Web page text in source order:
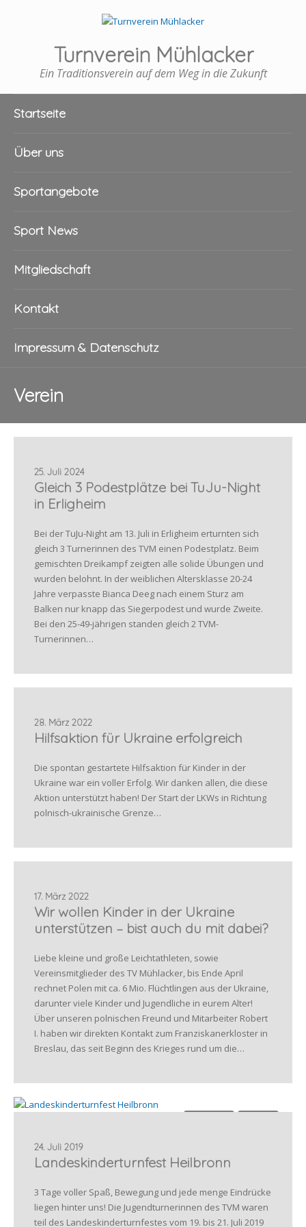
Turnverein Mühlacker
Ein Traditionsverein auf dem Weg in die Zukunft
Startseite
Über uns
Sportangebote
Sport News
Mitgliedschaft
Kontakt
Impressum & Datenschutz
Verein
25. Juli 2024
Gleich 3 Podestplätze bei TuJu-Night
in Erligheim
Bei der TuJu-Night am 13. Juli in Erligheim erturnten sich
gleich 3 Turnerinnen des TVM einen Podestplatz. Beim
gemischten Dreikampf zeigten alle solide Übungen und
wurden belohnt. In der weiblichen Altersklasse 20-24
Jahre verpasste Bianca Deeg nach einem Sturz am
Balken nur knapp das Siegerpodest und wurde Zweite.
Bei den 25-49-jährigen standen gleich 2 TVM-
Turnerinnen…
28. März 2022
Hilfsaktion für Ukraine erfolgreich
Die spontan gestartete Hilfsaktion für Kinder in der
Ukraine war ein voller Erfolg. Wir danken allen, die diese
Aktion unterstützt haben! Der Start der LKWs in Richtung
polnisch-ukrainische Grenze…
17. März 2022
Wir wollen Kinder in der Ukraine
unterstützen – bist auch du mit dabei?
Liebe kleine und große Leichtathleten, sowie
Vereinsmitglieder des TV Mühlacker, bis Ende April
rechnet Polen mit ca. 6 Mio. Flüchtlingen aus der Ukraine,
darunter viele Kinder und Jugendliche in eurem Alter!
Über unseren polnischen Freund und Mitarbeiter Robert
I. haben wir direkten Kontakt zum Franziskanerkloster in
Breslau, das seit Beginn des Krieges rund um die…
24. Juli 2019
Landeskinderturnfest Heilbronn
3 Tage voller Spaß, Bewegung und jede menge Eindrücke
liegen hinter uns! Die Jugendturnerinnen des TVM waren
teil des Landeskinderturnfestes vom 19. bis 21. Juli 2019